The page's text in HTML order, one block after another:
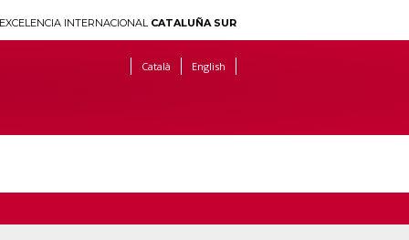
INTERNACIONAL CATALUÑA SUR
Català English